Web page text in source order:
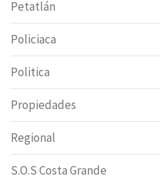
Petatlán
Policiaca
Politica
Propiedades
Regional
S.O.S Costa Grande